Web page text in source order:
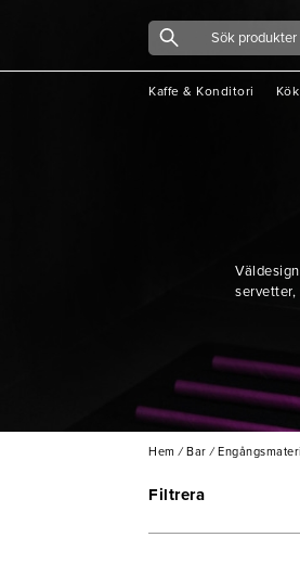
Kaffe & Konditori Kök
Hem / Bar /
Filtrera